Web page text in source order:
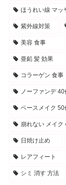
ほうれい線 マッ
紫外線対策
美容 食事
亜鉛 髪 効果
コラーゲン 食事
ノーファンデ 40
ベースメイク 50
崩れない メイク
日焼け止め
レアフィート
シミ 消す 方法